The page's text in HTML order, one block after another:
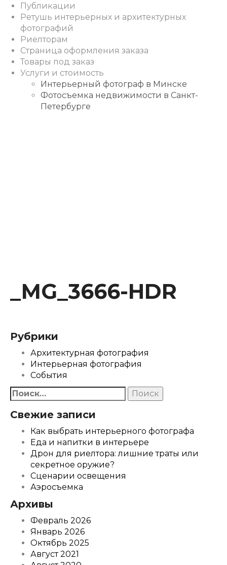
Публикации
Ретушь интерьерных и архитектурных
фотографий
Риелторам
Страница оформления заказа
Товары под заказ
Услуги и стоимость
Интерьерный фотограф в Минске
Фотосъемка недвижимости в Санкт-
Петербурге
_MG_3666-HDR
Рубрики
Архитектурная фотография
Интерьерная фотография
События
Найти:
Свежие записи
Как выбрать интерьерного фотографа
Еда и напитки в интерьере
Дрон для риелтора: лишние траты или
секретное оружие?
Сценарии освещения
Аэросъемка
Архивы
Февраль 2026
Январь 2026
Октябрь 2025
Август 2021